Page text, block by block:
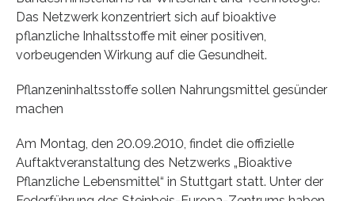
Das Netzwerk konzentriert sich auf bioaktive
pflanzliche Inhaltsstoffe mit einer positiven,
vorbeugenden Wirkung auf die Gesundheit.
Pflanzeninhaltsstoffe sollen Nahrungsmittel gesünder
machen
Am Montag, den 20.09.2010, findet die offizielle
Auftaktveranstaltung des Netzwerks „Bioaktive
Pflanzliche Lebensmittel“ in Stuttgart statt. Unter der